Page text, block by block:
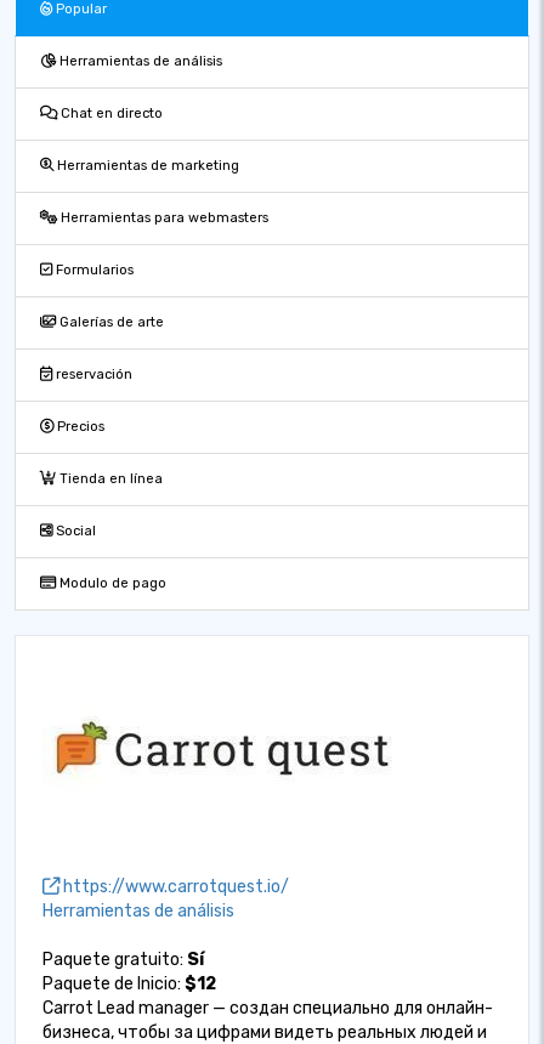
Popular
Herramientas de análisis
Chat en directo
Herramientas de marketing
Herramientas para webmasters
Formularios
Galerías de arte
reservación
Precios
Tienda en línea
Social
Modulo de pago
https://www.carrotquest.io/
Herramientas de análisis
Paquete gratuito: Sí
Paquete de Inicio: $12
Carrot Lead manager — создан специально для онлайн-
бизнеса, чтобы за цифрами видеть реальных людей и